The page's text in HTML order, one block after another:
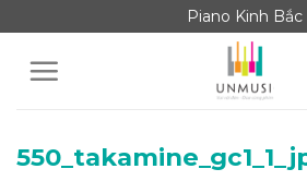
to
content
Piano Kinh Bắc